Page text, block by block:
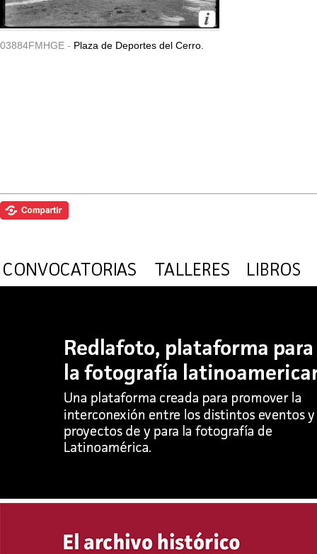
03884FMHGE - Plaza de Deportes del Cerro.